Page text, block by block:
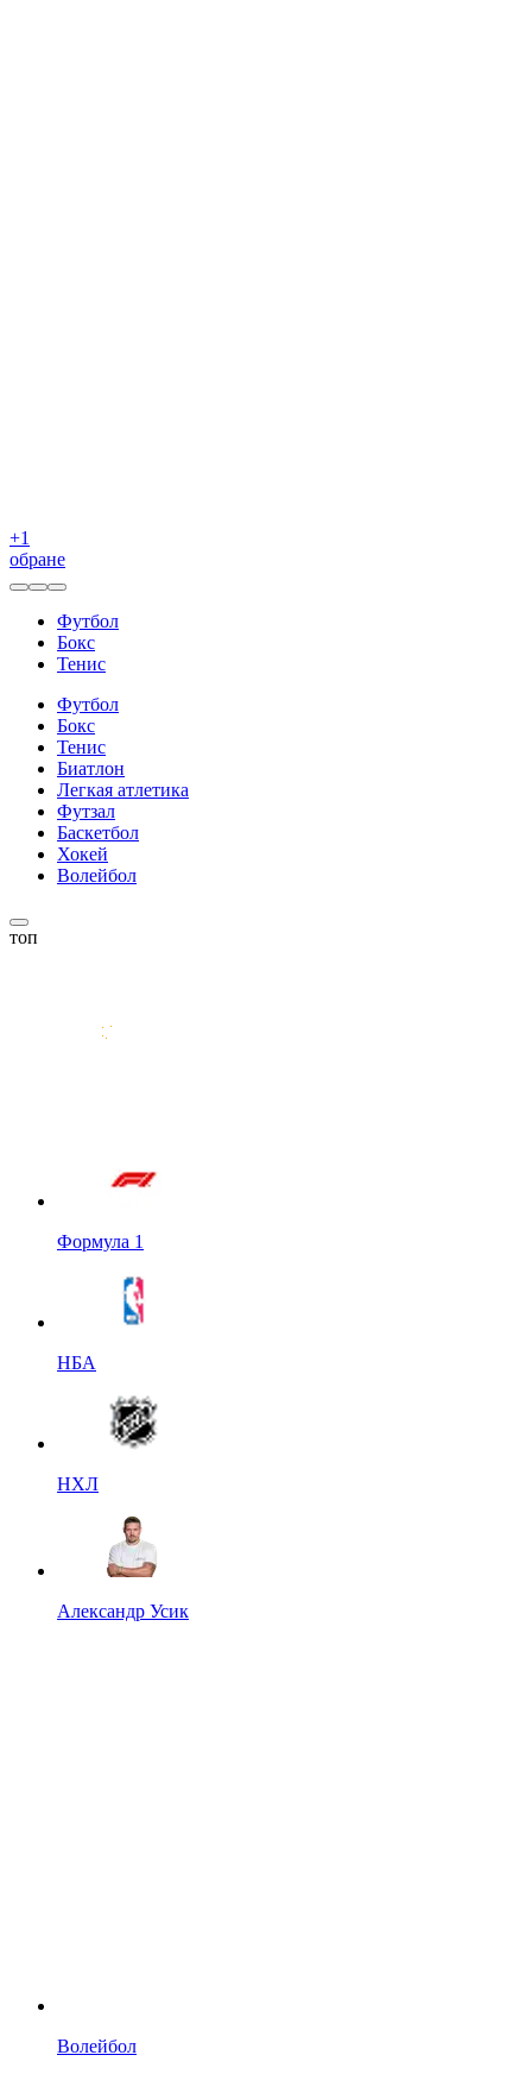
+1
обране
Футбол
Бокс
Тенис
Футбол
Бокс
Тенис
Биатлон
Легкая атлетика
Футзал
Баскетбол
Хокей
Волейбол
топ
Формула 1
НБА
НХЛ
Александр Усик
Волейбол